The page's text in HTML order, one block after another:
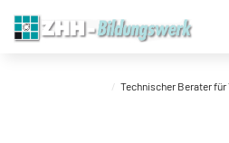
zum
zum
zur
zum
Technischer Berater